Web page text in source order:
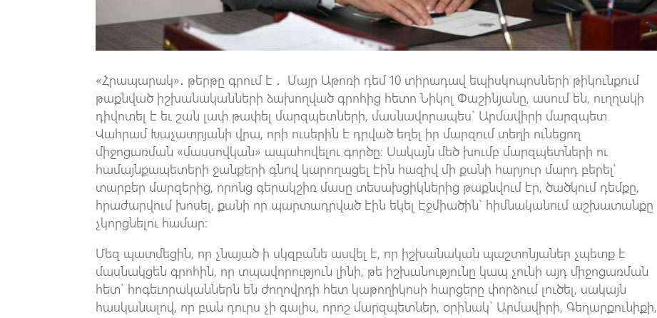
«Հրապարակ»․ թերթը գրում է ․ Մայր Աթոռի դեմ 10 տիրադավ եպիսկոպոսների թիկունքում
թաքնված իշխանականների ձախողված գրոհից հետո Նիկոլ Փաշինյանը, ասում են, ուղղակի
դիվոտել է եւ շան լափ թափել մարզպետների, մասնավորապես` Արմավիրի մարզպետ
Վահրամ Խաչատրյանի վրա, որի ուսերին է դրված եղել իր մարզում տեղի ունեցող
միջոցառման «մասսովկան» ապահովելու գործը։ Սակայն մեծ խումբ մարզպետների ու
համայնքապետերի ջանքերի գնով կարողացել էին հազիվ մի քանի հարյուր մարդ բերել՝
տարբեր մարզերից, որոնց գերակշիռ մասը տեսախցիկներից թաքնվում էր, ծածկում դեմքը,
հրաժարվում խոսել, քանի որ պարտադրված էին եկել Էջմիածին` հիմնականում աշխատանքը
չկորցնելու համար։
Մեզ պատմեցին, որ չնայած ի սկզբանե ասվել է, որ իշխանական պաշտոնյաներ չպետք է
մասնակցեն գրոհին, որ տպավորություն լինի, թե իշխանությունը կապ չունի այդ միջոցառման
հետ` հոգեւորականներն են ժողովրդի հետ կաթողիկոսի հարցերը փորձում լուծել, սակայն
հասկանալով, որ բան դուրս չի գալիս, որոշ մարզպետներ, օրինակ` Արմավիրի, Գեղարքունիքի,